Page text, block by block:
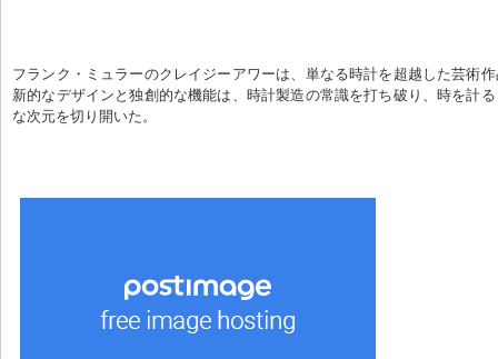
フランク・ミュラーのクレイジーアワーは、単なる時計を超越した芸術
新的なデザインと独創的な機能は、時計製造の常識を打ち破り、時を計
な次元を切り開いた。